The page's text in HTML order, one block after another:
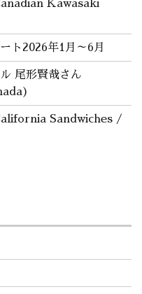
Kawasaki
ト2026年1月～6月
尾形賢哉さん
Sandwiches /